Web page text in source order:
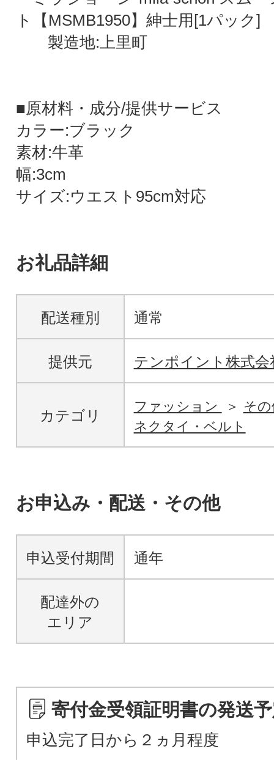
ト【MSMB1950】紳士用[1パック]
製造地:上里町
■原材料・成分/提供サービス
カラー:ブラック
素材:牛革
幅:3cm
サイズ:ウエスト95cm対応
お礼品詳細
配送種別 通常
提供元 テンポイント株式会
カテゴリ
ファッション
そ
ネクタイ・ベルト
お申込み・配送・その他
申込受付期間 通年
配達外の
エリア
寄付金受領証明書の発送
申込完了日から２ヵ月程度